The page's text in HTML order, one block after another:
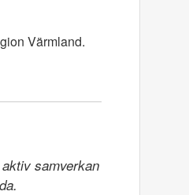
Värmland.
samverkan